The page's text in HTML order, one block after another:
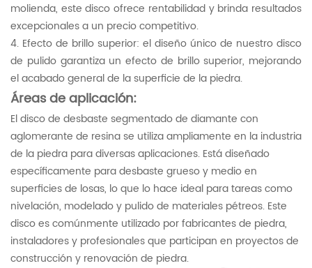
molienda, este disco ofrece rentabilidad y brinda resultados
excepcionales a un precio competitivo.
4. Efecto de brillo superior: el diseño único de nuestro disco
de pulido garantiza un efecto de brillo superior, mejorando
el acabado general de la superficie de la piedra.
Áreas de aplicación:
El disco de desbaste segmentado de diamante con
aglomerante de resina se utiliza ampliamente en la industria
de la piedra para diversas aplicaciones. Está diseñado
específicamente para desbaste grueso y medio en
superficies de losas, lo que lo hace ideal para tareas como
nivelación, modelado y pulido de materiales pétreos. Este
disco es comúnmente utilizado por fabricantes de piedra,
instaladores y profesionales que participan en proyectos de
construcción y renovación de piedra.